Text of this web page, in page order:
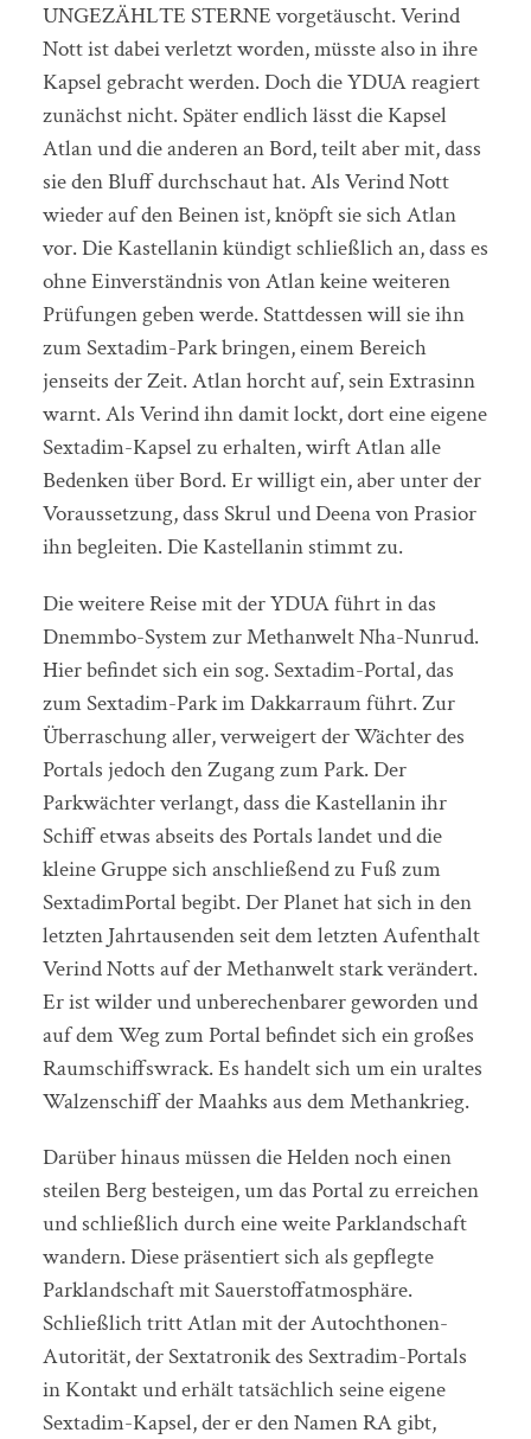
UNGEZÄHLTE STERNE vorgetäuscht. Verind
Nott ist dabei verletzt worden, müsste also in ihre
Kapsel gebracht werden. Doch die YDUA reagiert
zunächst nicht. Später endlich lässt die Kapsel
Atlan und die anderen an Bord, teilt aber mit, dass
sie den Bluff durchschaut hat. Als Verind Nott
wieder auf den Beinen ist, knöpft sie sich Atlan
vor. Die Kastellanin kündigt schließlich an, dass es
ohne Einverständnis von Atlan keine weiteren
Prüfungen geben werde. Stattdessen will sie ihn
zum Sextadim-Park bringen, einem Bereich
jenseits der Zeit. Atlan horcht auf, sein Extrasinn
warnt. Als Verind ihn damit lockt, dort eine eigene
Sextadim-Kapsel zu erhalten, wirft Atlan alle
Bedenken über Bord. Er willigt ein, aber unter der
Voraussetzung, dass Skrul und Deena von Prasior
ihn begleiten. Die Kastellanin stimmt zu.
Die weitere Reise mit der YDUA führt in das
Dnemmbo-System zur Methanwelt Nha-Nunrud.
Hier befindet sich ein sog. Sextadim-Portal, das
zum Sextadim-Park im Dakkarraum führt. Zur
Überraschung aller, verweigert der Wächter des
Portals jedoch den Zugang zum Park. Der
Parkwächter verlangt, dass die Kastellanin ihr
Schiff etwas abseits des Portals landet und die
kleine Gruppe sich anschließend zu Fuß zum
SextadimPortal begibt. Der Planet hat sich in den
letzten Jahrtausenden seit dem letzten Aufenthalt
Verind Notts auf der Methanwelt stark verändert.
Er ist wilder und unberechenbarer geworden und
auf dem Weg zum Portal befindet sich ein großes
Raumschiffswrack. Es handelt sich um ein uraltes
Walzenschiff der Maahks aus dem Methankrieg.
Darüber hinaus müssen die Helden noch einen
steilen Berg besteigen, um das Portal zu erreichen
und schließlich durch eine weite Parklandschaft
wandern. Diese präsentiert sich als gepflegte
Parklandschaft mit Sauerstoffatmosphäre.
Schließlich tritt Atlan mit der Autochthonen-
Autorität, der Sextatronik des Sextradim-Portals
in Kontakt und erhält tatsächlich seine eigene
Sextadim-Kapsel, der er den Namen RA gibt,